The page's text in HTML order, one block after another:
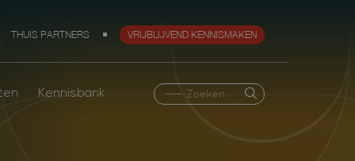
THUIS PARTNERS VRIJBLIJVEND KENNISMAKEN
Kennisbank